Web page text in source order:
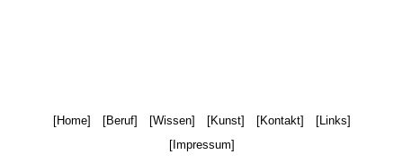
Home Beruf Wissen Kunst Kontakt
Links
Impressum